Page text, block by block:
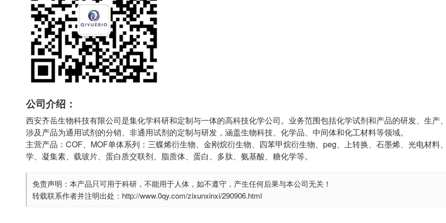
公司介绍：
西安齐岳生物科技有限公司是集化学科研和定制与一体的高科技化学公司。业务范围包括化学试剂和产品的研发、生产、
涉及产品为通用试剂的分销、非通用试剂的定制与研发，涵盖生物科技、化学品、中间体和化工材料等领域。
主营产品：COF、MOF单体系列：三蝶烯衍生物、金刚烷衍生物、四苯甲烷衍生物、peg、上转换、石墨烯、光电材料
学、凝集素、载玻片、蛋白质交联剂、脂质体、蛋白、多肽、氨基酸、糖化学等。
免责声明：本产品只可用于科研，不能用于人体，如不遵守，产生任何后果与本公司无关！
转载联系作者并注明出处：http://www.0qy.com/zixunxinxi/290906.html